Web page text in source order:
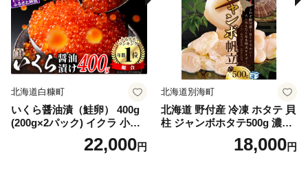
冷凍 厚切り 薄切り ふるさと
納税 ふるさとチョイス チョ
イス 北海道 白糠町
北海道白糠町
いくら醤油漬（鮭卵） 400g
(200g×2パック) イクラ 小分
け いくら醤油漬 鮭いくら い
くら醤油漬け 鮭 鮭卵 ikura
22,000円
北海道別海町
北海道 野付産 冷凍 ホタテ 貝
柱 ジャンボホタテ500g 濃厚
な旨味と甘み （ほたて ホタ
テ 帆立 貝柱 ホタテ貝柱 大玉
18,000円